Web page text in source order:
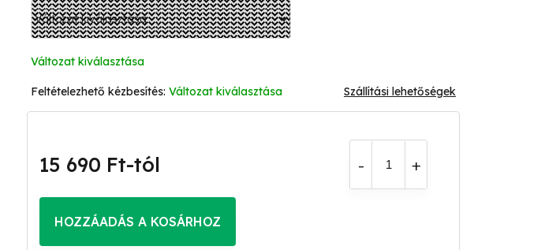
Változat kiválasztása
Változat kiválasztása Szállítási lehetőségek
15 690 Ft-tól
HOZZÁADÁS A KOSÁRHOZ